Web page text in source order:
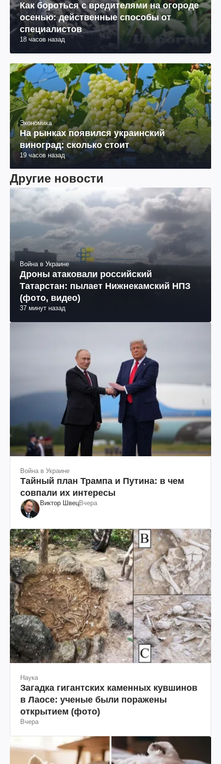
Как бороться с вредителями на огороде
осенью: действенные способы от
специалистов
18 часов назад
Экономика
На рынках появился украинский
виноград: сколько стоит
19 часов назад
Другие новости
Война в Украине
Дроны атаковали российский
Татарстан: пылает Нижнекамский НПЗ
(фото, видео)
37 минут назад
Война в Украине
Тайный план Трампа и Путина: в чем
совпали их интересы
Виктор ШвецВчера
Наука
Загадка гигантских каменных кувшинов
в Лаосе: ученые были поражены
открытием (фото)
Вчера